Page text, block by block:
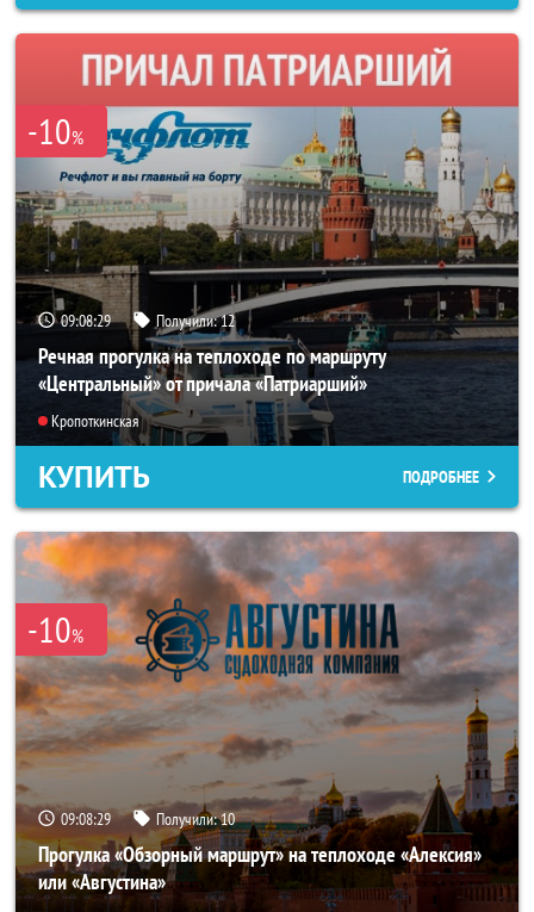
-10%
09:08:25 Получили:12
Речная прогулка на теплоходе по маршруту
«Центральный» от причала «Патриарший»
Кропоткинская
КУПИТЬ ПОДРОБНЕЕ
-10%
09:08:25 Получили:10
Прогулка «Обзорный маршрут» на теплоходе «Алексия»
или «Августина»